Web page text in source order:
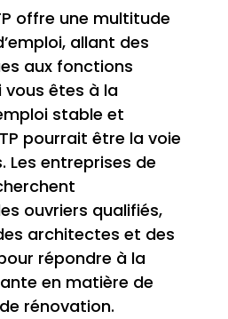
offre une multitude
allant des
aux fonctions
vous êtes à la
stable et
pourrait être la voie
Les entreprises de
ouvriers qualifiés,
architectes et des
répondre à la
en matière de
rénovation.